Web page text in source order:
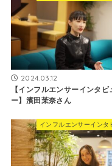
2024.03.12
【インフルエンサーインタビ
ー】濱田茉奈さん
インフルエンサーインタ